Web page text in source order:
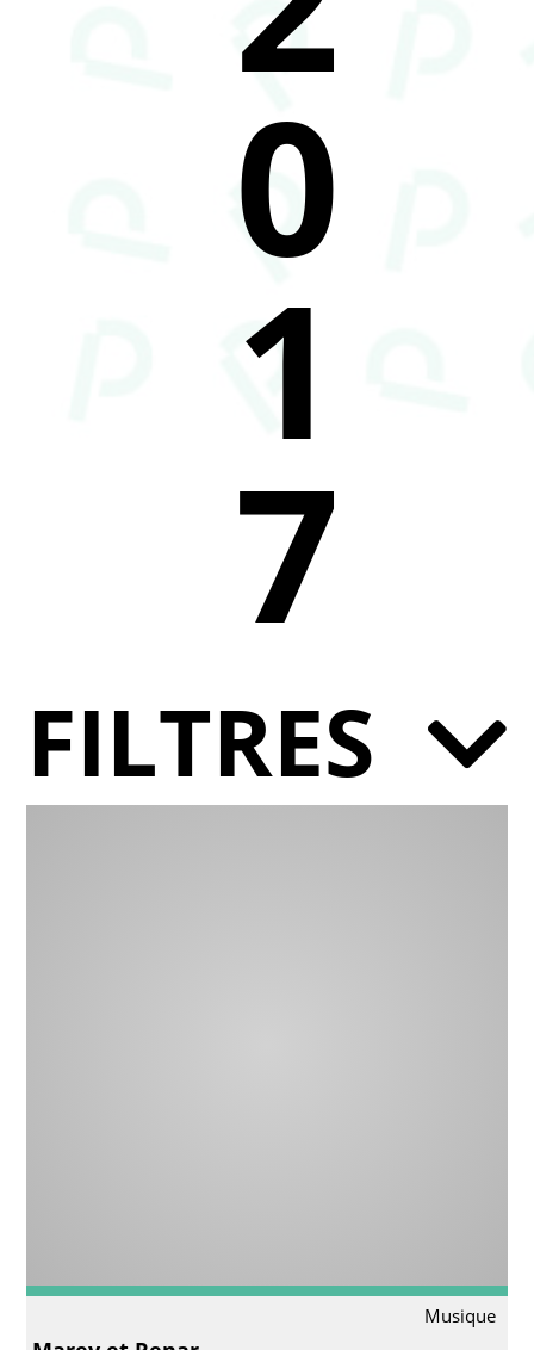
0
1
7
Musique
FILTRES